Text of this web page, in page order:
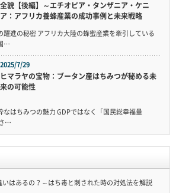
全貌【後編】～エチオピア・タンザニア・ケニ
ア：アフリカ養蜂産業の成功事例と未来戦略
躍進の秘密 アフリカ大陸の蜂蜜産業を牽引している
…
2025/7/29
ヒマラヤの宝物：ブータン産はちみつが秘める未
来の可能性
なはちみつの魅力 GDPではなく「国民総幸福量
…
はあるの？～はち毒と刺された時の対処法を解説